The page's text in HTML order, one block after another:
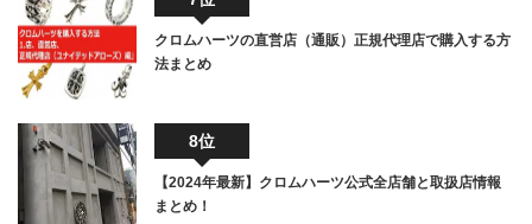
クロムハーツの直営店（通販）正規代理店で購入する方
法まとめ
8位
【2024年最新】クロムハーツ公式全店舗と取扱店情報
まとめ！